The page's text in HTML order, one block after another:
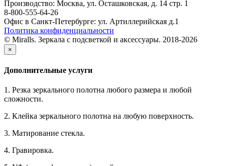
Производство: Москва, ул. Осташковская, д. 14 стр. 1
8-800-555-64-26
Офис в Санкт-Петербурге: ул. Артиллерийская д.1
Политика конфиденциальности
© Miralls. Зеркала с подсветкой и аксессуары. 2018-2026
×
Дополнительные услуги
1. Резка зеркального полотна любого размера и любой
сложности.
2. Клейка зеркального полотна на любую поверхность.
3. Матирование стекла.
4. Гравировка.